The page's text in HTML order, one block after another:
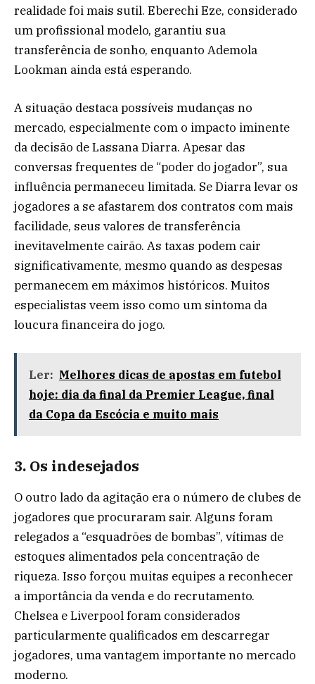
realidade foi mais sutil. Eberechi Eze, considerado
um profissional modelo, garantiu sua
transferência de sonho, enquanto Ademola
Lookman ainda está esperando.
A situação destaca possíveis mudanças no
mercado, especialmente com o impacto iminente
da decisão de Lassana Diarra. Apesar das
conversas frequentes de “poder do jogador”, sua
influência permaneceu limitada. Se Diarra levar os
jogadores a se afastarem dos contratos com mais
facilidade, seus valores de transferência
inevitavelmente cairão. As taxas podem cair
significativamente, mesmo quando as despesas
permanecem em máximos históricos. Muitos
especialistas veem isso como um sintoma da
loucura financeira do jogo.
Ler: Melhores dicas de apostas em futebol
hoje: dia da final da Premier League, final
da Copa da Escócia e muito mais
3. Os indesejados
O outro lado da agitação era o número de clubes de
jogadores que procuraram sair. Alguns foram
relegados a “esquadrões de bombas”, vítimas de
estoques alimentados pela concentração de
riqueza. Isso forçou muitas equipes a reconhecer
a importância da venda e do recrutamento.
Chelsea e Liverpool foram considerados
particularmente qualificados em descarregar
jogadores, uma vantagem importante no mercado
moderno.